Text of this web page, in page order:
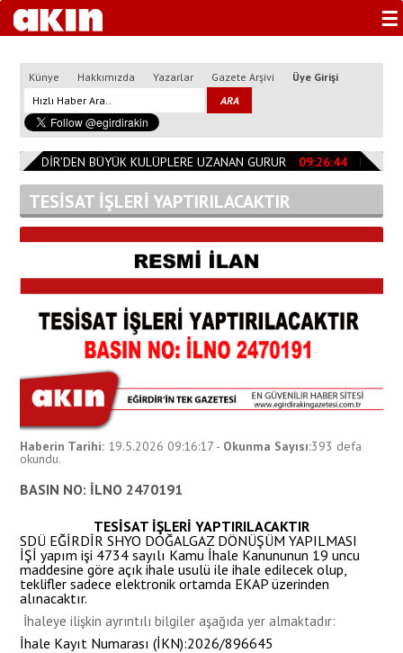
☰
Künye Hakkımızda Yazarlar Gazete Arşivi Üye Girişi
EĞİRDİR’DEN BÜYÜK KULÜPLERE UZANAN GURUR 09:26:44 Başkan
TESİSAT İŞLERİ YAPTIRILACAKTIR
Haberin Tarihi: 19.5.2026 09:16:17 - Okunma Sayısı:393 defa
okundu.
BASIN NO: İLNO 2470191
TESİSAT İŞLERİ YAPTIRILACAKTIR
SDÜ EĞİRDİR SHYO DOĞALGAZ DÖNÜŞÜM YAPILMASI
İŞİ yapım işi 4734 sayılı Kamu İhale Kanununun 19 uncu
maddesine göre açık ihale usulü ile ihale edilecek olup,
teklifler sadece elektronik ortamda EKAP üzerinden
alınacaktır.
İhaleye ilişkin ayrıntılı bilgiler aşağıda yer almaktadır:
İhale Kayıt Numarası (İKN):2026/896645